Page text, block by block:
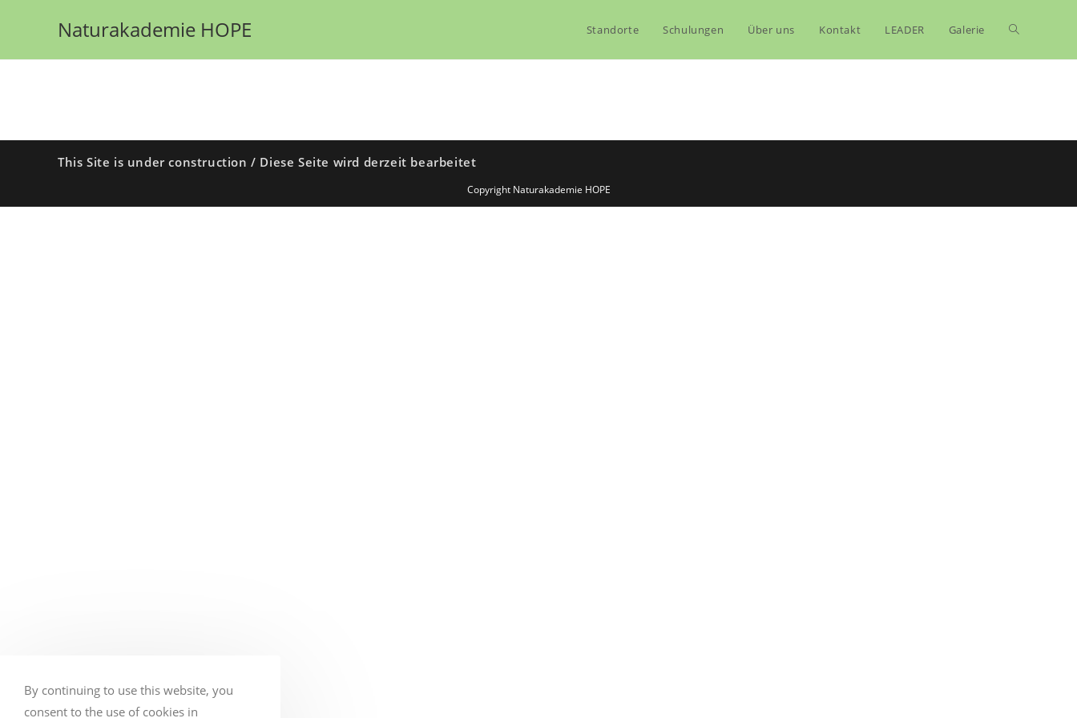
Naturakademie HOPE Standorte Schulungen Über uns Kontakt LEADER Galerie Website-
This Site is under construction / Diese Seite wird derzeit bearbeitet
Copyright Naturakademie HOPE
By continuing to use this website, you
consent to the use of cookies in